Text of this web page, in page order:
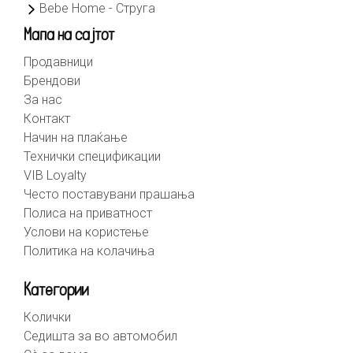
Bebe Home - Струга
Мапа на сајтот
Продавници
Брендови
За нас
Контакт
Начин на плаќање
Технички спецификации
VIB Loyalty
Често поставувани прашања
Полиса на приватност
Услови на користење
Политика на колачиња
Категории
Колички
Седишта за во автомобил